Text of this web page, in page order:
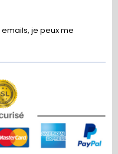
je peux me